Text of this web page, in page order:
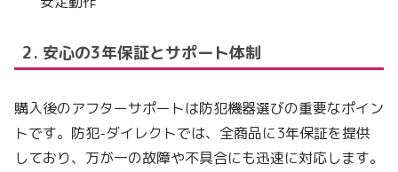
2. 安心の3年保証とサポート体制
購入後のアフターサポートは防犯機器選びの重要なポイン
トです。防犯-ダイレクトでは、全商品に3年保証を提供
しており、万が一の故障や不具合にも迅速に対応します。